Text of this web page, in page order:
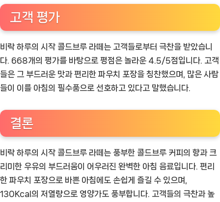
고객 평가
비락 하루의 시작 콜드브루 라떼는 고객들로부터 극찬을 받았습니
다. 668개의 평가를 바탕으로 평점은 놀라운 4.5/5점입니다. 고객
들은 그 부드러운 맛과 편리한 파우치 포장을 칭찬했으며, 많은 사람
들이 이를 아침의 필수품으로 선호하고 있다고 말했습니다.
결론
비락 하루의 시작 콜드브루 라떼는 풍부한 콜드브루 커피의 향과 크
리미한 우유의 부드러움이 어우러진 완벽한 아침 음료입니다. 편리
한 파우치 포장으로 바쁜 아침에도 손쉽게 즐길 수 있으며,
130Kcal의 저열량으로 영양가도 풍부합니다. 고객들의 극찬과 높